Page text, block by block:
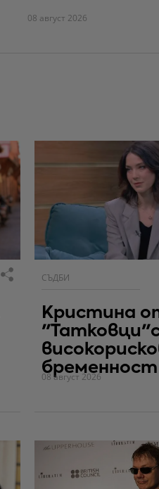
08 август 2026
СЪДБИ
Кристина
бременност
08 август 2026